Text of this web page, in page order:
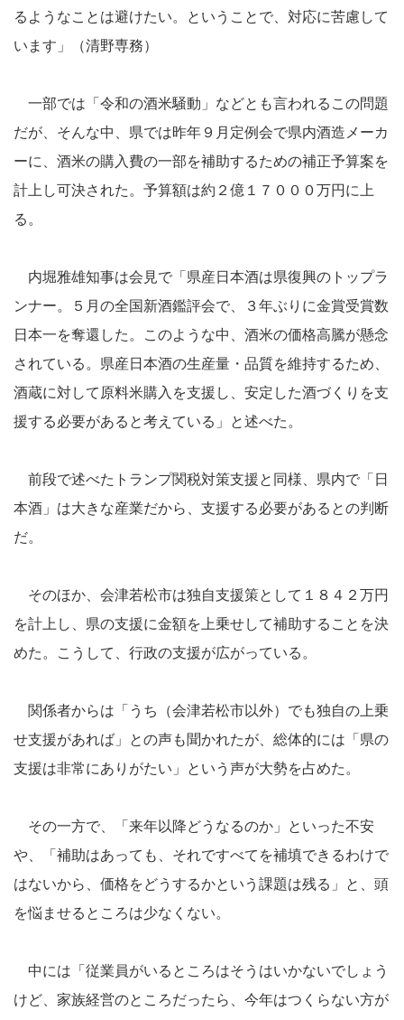
るようなことは避けたい。ということで、対応に苦慮して
います」（清野専務）
一部では「令和の酒米騒動」などとも言われるこの問題
だが、そんな中、県では昨年９月定例会で県内酒造メーカ
ーに、酒米の購入費の一部を補助するための補正予算案を
計上し可決された。予算額は約２億１７０００万円に上
る。
内堀雅雄知事は会見で「県産日本酒は県復興のトップラ
ンナー。５月の全国新酒鑑評会で、３年ぶりに金賞受賞数
日本一を奪還した。このような中、酒米の価格高騰が懸念
されている。県産日本酒の生産量・品質を維持するため、
酒蔵に対して原料米購入を支援し、安定した酒づくりを支
援する必要があると考えている」と述べた。
前段で述べたトランプ関税対策支援と同様、県内で「日
本酒」は大きな産業だから、支援する必要があるとの判断
だ。
そのほか、会津若松市は独自支援策として１８４２万円
を計上し、県の支援に金額を上乗せして補助することを決
めた。こうして、行政の支援が広がっている。
関係者からは「うち（会津若松市以外）でも独自の上乗
せ支援があれば」との声も聞かれたが、総体的には「県の
支援は非常にありがたい」という声が大勢を占めた。
その一方で、「来年以降どうなるのか」といった不安
や、「補助はあっても、それですべてを補填できるわけで
はないから、価格をどうするかという課題は残る」と、頭
を悩ませるところは少なくない。
中には「従業員がいるところはそうはいかないでしょう
けど、家族経営のところだったら、今年はつくらない方が